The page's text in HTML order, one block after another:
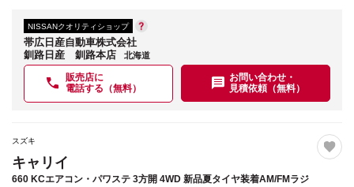
NISSANクオリティショップ
帯広日産自動車株式会社
釧路日産 釧路本店
北海道
販売店に
電話する（無料）
お問い合わせ・
見積依頼（無料）
スズキ
キャリイ
660 KCエアコン・パワステ 3方開 4WD 新品夏タイヤ装着AM/FMラジ